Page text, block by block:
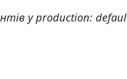
у production: